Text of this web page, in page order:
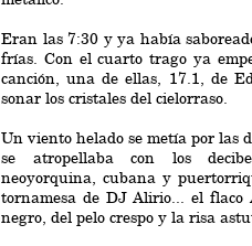
Eran las 7:30 y ya había
frías. Con el cuarto trago ya
canción, una de ellas, 17.1, de
sonar los cristales del cielorraso.
Un viento helado se metía por las
se atropellaba con los
neoyorquina, cubana y
tornamesa de DJ Alirio... el flaco
negro, del pelo crespo y la risa